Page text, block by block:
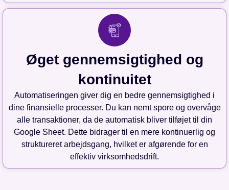
Øget gennemsigtighed og
kontinuitet
Automatiseringen giver dig en bedre gennemsigtighed i
dine finansielle processer. Du kan nemt spore og overvåge
alle transaktioner, da de automatisk bliver tilføjet til din
Google Sheet. Dette bidrager til en mere kontinuerlig og
struktureret arbejdsgang, hvilket er afgørende for en
effektiv virksomhedsdrift.